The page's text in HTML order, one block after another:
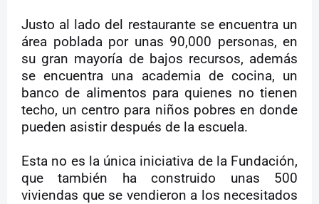
Justo al lado del restaurante se encuentra un
área poblada por unas 90,000 personas, en
su gran mayoría de bajos recursos, además
se encuentra una academia de cocina, un
banco de alimentos para quienes no tienen
techo, un centro para niños pobres en donde
pueden asistir después de la escuela.
Esta no es la única iniciativa de la Fundación,
que también ha construido unas 500
viviendas que se vendieron a los necesitados